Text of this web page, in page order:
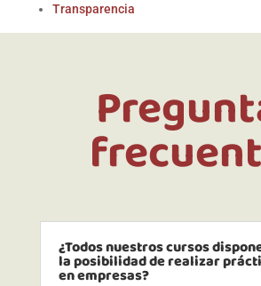
Transparencia
¿Todos nuestros cursos
la posibilidad de realizar
en empresas?